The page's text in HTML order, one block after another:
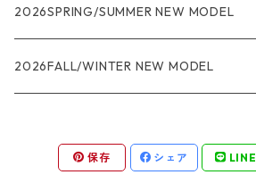
R1
R1エア
ウィメンズ
R1
ジャケット・アウター
フリースジャケット
トップス
★★★
レインウェアー
2026SPRING/SUMMER NEW MODEL
2026FALL/WINTER NEW MODEL
保存 シェア LINE